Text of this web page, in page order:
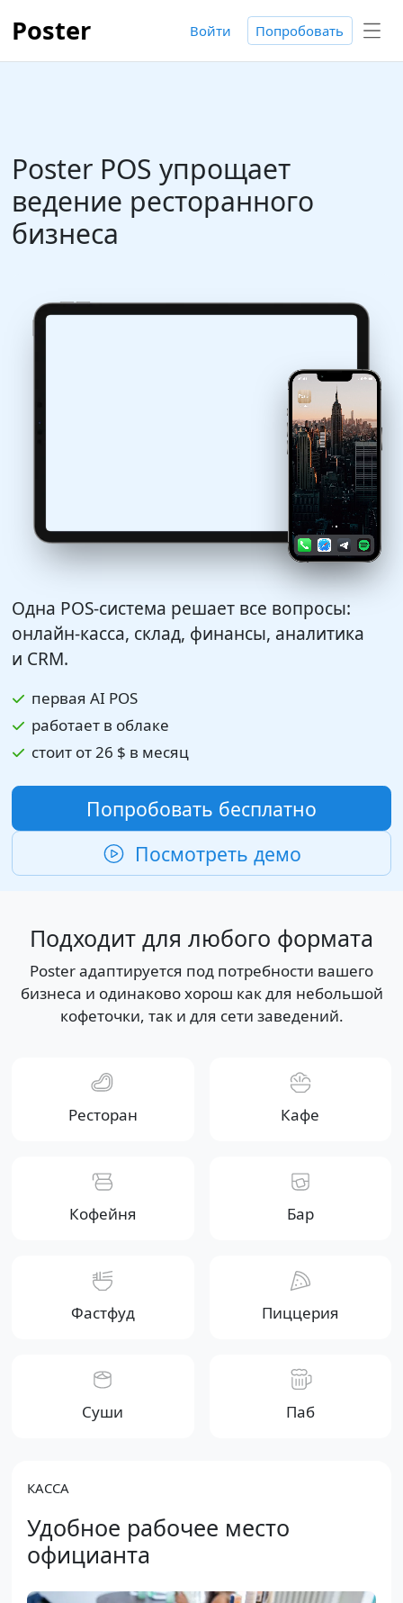
Poster Войти Попробовать
Poster POS упрощает
ведение ресторанного
бизнеса
Одна POS-система решает все вопросы:
онлайн-касса, склад, финансы, аналитика
и CRM.
первая AI POS
работает в облаке
стоит от26 $ в месяц
Попробовать бесплатно
Посмотреть демо
Подходит для любого формата
Poster адаптируется под потребности вашего
бизнеса и одинаково хорош как для небольшой
кофеточки, так и для сети заведений.
Ресторан Кафе
Кофейня Бар
Фастфуд Пиццерия
Суши Паб
КАССА
Удобное рабочее место
официанта